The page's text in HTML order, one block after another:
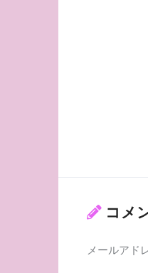
コメ
メールアド